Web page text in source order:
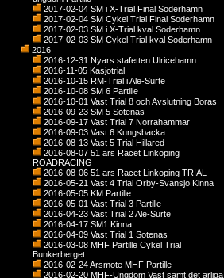
2017-02-04 SM i X-Trial Final Soderhamn
2017-02-04 SM Cykel Trial Final Soderhamn
2017-02-03 SM i X-Trial kval Soderhamn
2017-02-03 SM Cykel Trial kval Soderhamn
2016
2016-12-31 Nyars stafetten Ulricehamn
2016-11-05 Kasjotrial
2016-10-15 RM-Trial i Ale-Surte
2016-10-08 SM 6 Partille
2016-10-01 Vast Trial 8 och Avslutning Boras
2016-09-23 SM 5 Sotenas
2016-09-17 Vast Trial 7 Norrahammar
2016-09-03 Vast 6 Kungsbacka
2016-08-13 Vast 5 Trial Hillared
2016-08-07 51 ars Racet Linkoping
ROADRACING
2016-08-06 51 ars Racet Linkoping TRIAL
2016-05-21 Vast 4 Trial Orby-Svansjo Kinna
2016-05-05 KM Partille
2016-05-01 Vast Trial 3 Partille
2016-04-23 Vast Trial 2 Ale-Surte
2016-04-17 SM1 Kinna
2016-04-09 Vast Trial 1 Sotenas
2016-03-08 MHF Partille Cykel Trial
Bunkerberget
2016-02-24 Arsmote MHF Partille
2016-02-20 MHF-Ungdom Vast samt det arliga